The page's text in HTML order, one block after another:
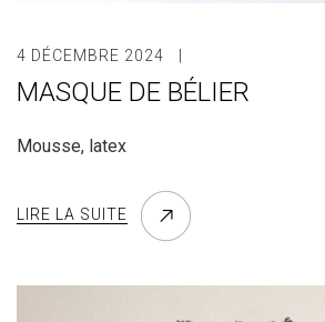
4 DÉCEMBRE 2024
MASQUE DE BÉLIER
Mousse, latex
LIRE LA SUITE